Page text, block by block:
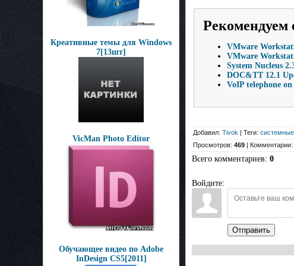
Креативные темы для Windows
7[13шт]
VicMan Photo Editor
Обучающее видео по Adobe
InDesign CS5[2011]
Рекомендуем
VMware
VMware
System Nucleus
DOC&TT 12.1
VoIP telephone
Добавил: Tivok | Теги:
Просмотров: 469 | Комментарии:
Всего комментариев: 0
Войдите:
Отправить